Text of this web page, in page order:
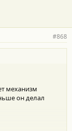
#868
механизм
он делал